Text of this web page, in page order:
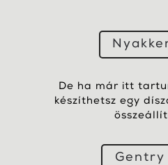
De ha már itt
készíthetsz egy
Gentry